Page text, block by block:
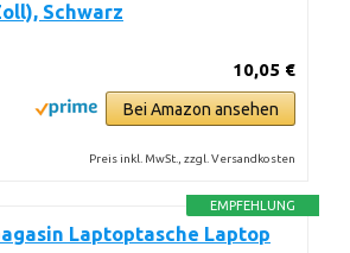
Schwarz
10,05 €
Bei Amazon ansehen
Preis inkl. MwSt., zzgl. Versandkosten
EMPFEHLUNG
Laptoptasche Laptop